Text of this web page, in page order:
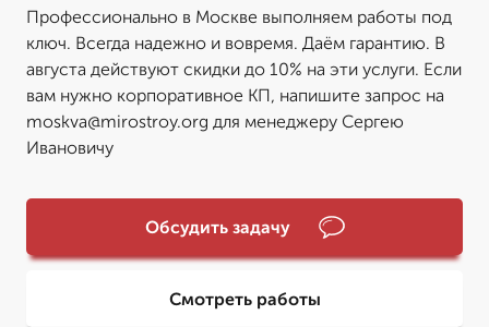
Профессионально в Москве выполняем работы под
ключ. Всегда надежно и вовремя. Даём гарантию. В
августа действуют скидки до 10% на эти услуги. Если
вам нужно корпоративное КП, напишите запрос на
moskva@mirostroy.org для менеджеру Сергею
Ивановичу
Обсудить задачу
Смотреть работы